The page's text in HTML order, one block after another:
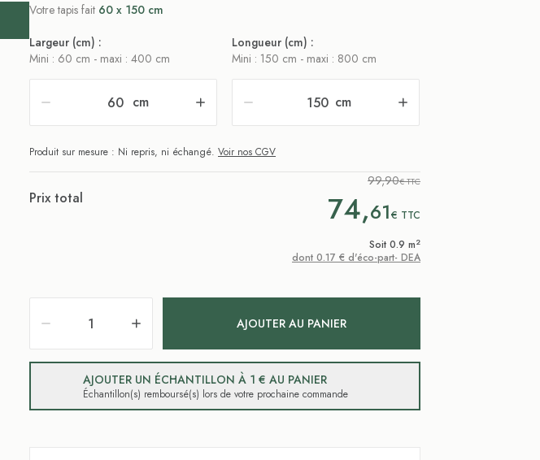
Votre tapis fait 60 x 150 cm
Largeur (cm) :
Mini : 60 cm - maxi : 400 cm
cm
Longueur (cm) :
Mini : 150 cm - maxi : 800 cm
cm
Produit sur mesure : Ni repris, ni échangé. Voir nos CGV
Prix total
99,90€ TTC
74,61€ TTC
Soit 0.9 m2
dont 0.17 € d'éco-part- DEA
AJOUTER AU PANIER
AJOUTER UN ÉCHANTILLON À 1 € AU PANIER
Échantillon(s) remboursé(s) lors de votre prochaine commande